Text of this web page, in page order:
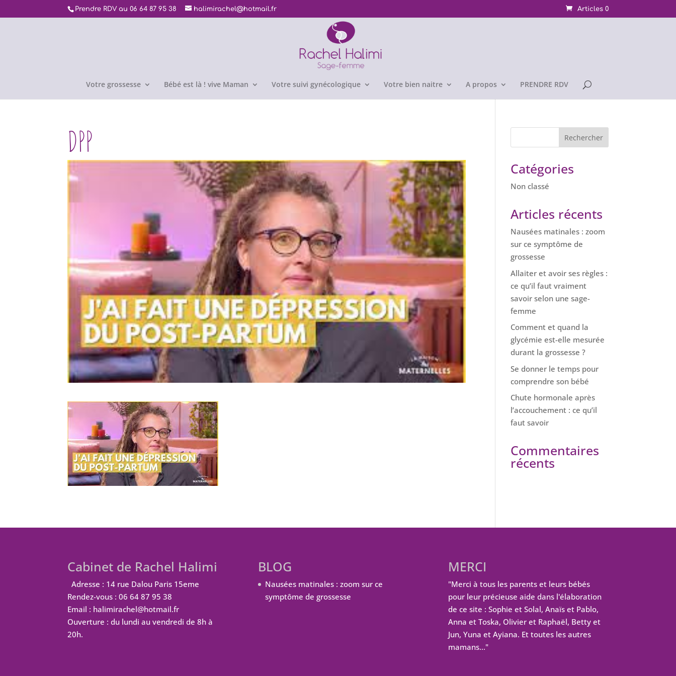
Prendre RDV au 06 64 87 95 38 halimirachel@hotmail.fr Articles 0
Votre grossesse Bébé est là ! vive Maman Votre suivi gynécologique Votre bien naitre A propos PRENDRE RDV
DPP
Catégories
Non classé
Articles récents
Nausées matinales : zoom
sur ce symptôme de
grossesse
Allaiter et avoir ses règles :
ce qu’il faut vraiment
savoir selon une sage-
femme
Comment et quand la
glycémie est-elle mesurée
durant la grossesse ?
Se donner le temps pour
comprendre son bébé
Chute hormonale après
l’accouchement : ce qu’il
faut savoir
Commentaires
récents
Cabinet de Rachel Halimi
Adresse : 14 rue Dalou Paris 15eme
Rendez-vous : 06 64 87 95 38
Email : halimirachel@hotmail.fr
Ouverture : du lundi au vendredi de 8h à
20h.
BLOG
Nausées matinales : zoom sur ce
symptôme de grossesse
MERCI
"Merci à tous les parents et leurs bébés
pour leur précieuse aide dans l'élaboration
de ce site : Sophie et Solal, Anaïs et Pablo,
Anna et Toska, Olivier et Raphaël, Betty et
Jun, Yuna et Ayiana. Et toutes les autres
mamans…"